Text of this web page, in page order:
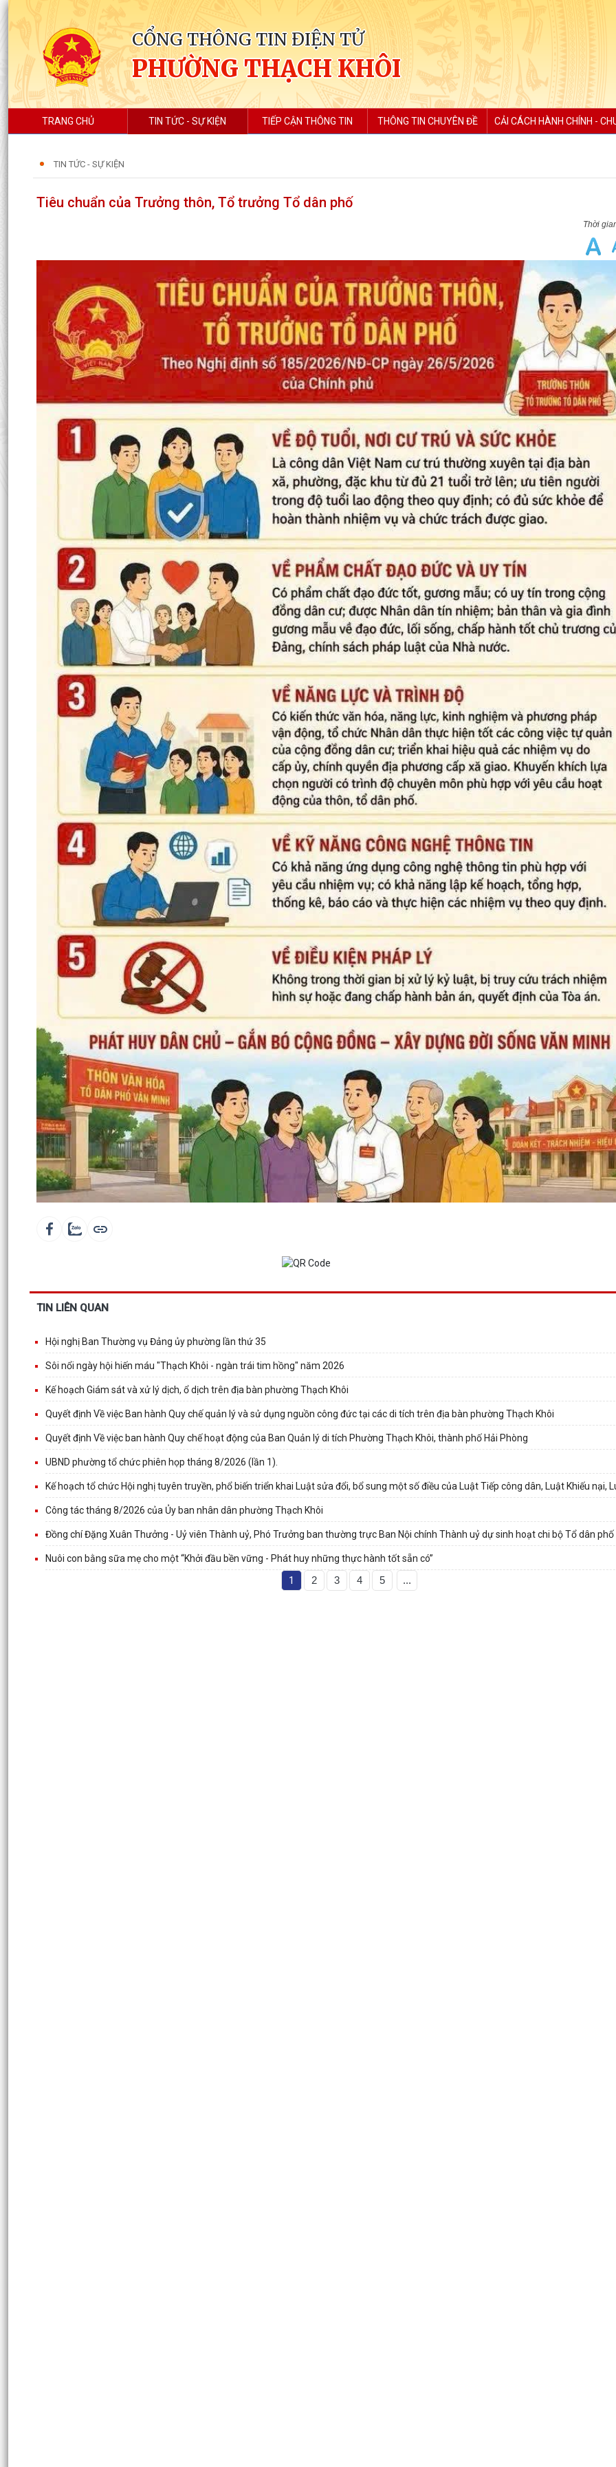
CỔNG THÔNG TIN ĐIỆN TỬ
PHƯỜNG THẠCH KHÔI
TRANG CHỦ TIN TỨC - SỰ KIỆN TIẾP CẬN THÔNG TIN THÔNG TIN CHUYÊN ĐỀ CẢI CÁCH HÀNH CHÍNH -
TIN TỨC - SỰ KIỆN
Tiêu chuẩn của Trưởng thôn, Tổ trưởng Tổ dân phố
TIN LIÊN QUAN
Hội nghị Ban Thường vụ Đảng ủy phường lần thứ 35
Sôi nổi ngày hội hiến máu "Thạch Khôi - ngàn trái tim hồng" năm 2026
Kế hoạch Giám sát và xử lý dịch, ổ dịch trên địa bàn phường Thạch Khôi
Quyết định Về việc Ban hành Quy chế quản lý và sử dụng nguồn công đức tại các di tích trên địa bàn phường Thạch Khôi
Quyết định Về việc ban hành Quy chế hoạt động của Ban Quản lý di tích Phường Thạch Khôi, thành phố Hải Phòng
UBND phường tổ chức phiên họp tháng 8/2026 (lần 1).
Kế hoạch tổ chức Hội nghị tuyên truyền, phổ biến triển khai Luật sửa đổi, bổ sung một số điều của Luật Tiếp công dân, Luật Khiếu nại,
Công tác tháng 8/2026 của Ủy ban nhân dân phường Thạch Khôi
Đồng chí Đặng Xuân Thưởng - Uỷ viên Thành uỷ, Phó Trưởng ban thường trực Ban Nội chính Thành uỷ dự sinh hoạt chi bộ Tổ dân phố
Nuôi con bằng sữa mẹ cho một “Khởi đầu bền vững - Phát huy những thực hành tốt sẵn có”
1 2 3 4 5 ...